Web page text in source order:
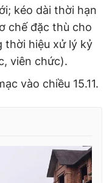
kéo dài thời hạn
chế đặc thù cho
thời hiệu xử lý kỷ
viên chức).
vào chiều 15.11.